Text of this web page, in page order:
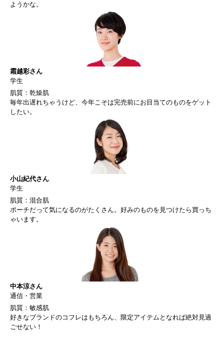
ようかな。
霜越彩さん
学生
肌質：乾燥肌
毎年出遅れちゃうけど、今年こそは完売前にお目当てのものをゲット
したい。
小山紀代さん
学生
肌質：混合肌
ポーチだって気になるのがたくさん。好みのものを見つけたら買っち
ゃいます。
中本涼さん
通信・営業
肌質：敏感肌
好きなブランドのコフレはもちろん、限定アイテムとなれば絶対見過
ごせない！